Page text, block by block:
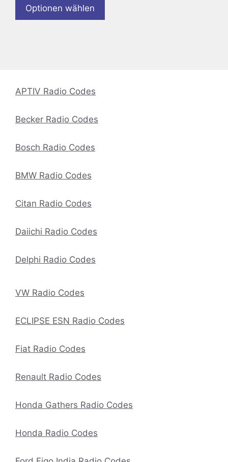
Optionen wählen
APTIV Radio Codes
Becker Radio Codes
Bosch Radio Codes
BMW Radio Codes
Citan Radio Codes
Daiichi Radio Codes
Delphi Radio Codes
VW Radio Codes
ECLIPSE ESN Radio Codes
Fiat Radio Codes
Renault Radio Codes
Honda Gathers Radio Codes
Honda Radio Codes